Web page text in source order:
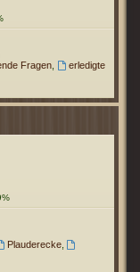
Fragen,
erledigte
Plauderecke,